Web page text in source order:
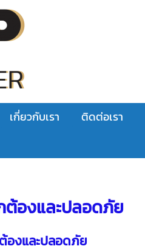
เกี่ยวกับเรา ติดต่อเรา
องและปลอดภัย
องและปลอดภัย